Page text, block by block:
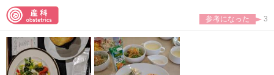
参考になった 3